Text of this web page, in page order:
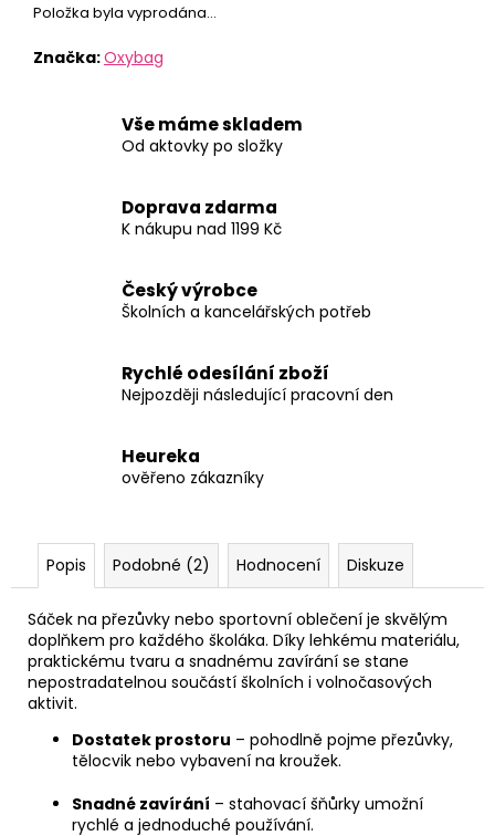
Položka byla vyprodána…
Značka:Oxybag
Vše máme skladem
Od aktovky po složky
Doprava zdarma
K nákupu nad 1199 Kč
Český výrobce
Školních a kancelářských potřeb
Rychlé odesílání zboží
Nejpozději následující pracovní den
Heureka
ověřeno zákazníky
Popis Podobné (2) Hodnocení Diskuze
Sáček na přezůvky nebo sportovní oblečení je skvělým
doplňkem pro každého školáka. Díky lehkému materiálu,
praktickému tvaru a snadnému zavírání se stane
nepostradatelnou součástí školních i volnočasových
aktivit.
Dostatek prostoru – pohodlně pojme přezůvky,
tělocvik nebo vybavení na kroužek.
Snadné zavírání – stahovací šňůrky umožní
rychlé a jednoduché používání.